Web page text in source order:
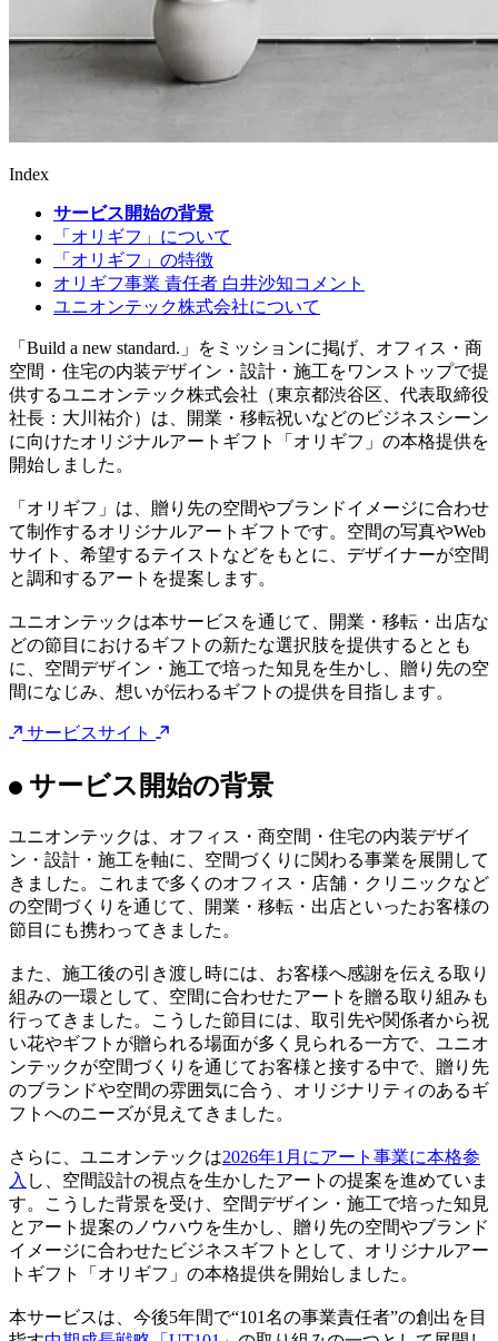
Index
サービス開始の背景
「オリギフ」について
「オリギフ」の特徴
オリギフ事業 責任者 白井沙知コメント
ユニオンテック株式会社について
「Build a new standard.」をミッションに掲げ、オフィス・商
空間・住宅の内装デザイン・設計・施工をワンストップで提
供するユニオンテック株式会社（東京都渋谷区、代表取締役
社長：大川祐介）は、開業・移転祝いなどのビジネスシーン
に向けたオリジナルアートギフト「オリギフ」の本格提供を
開始しました。
「オリギフ」は、贈り先の空間やブランドイメージに合わせ
て制作するオリジナルアートギフトです。空間の写真やWeb
と調和するアートを提案します。
どの節目におけるギフトの新たな選択肢を提供するととも
に、空間デザイン・施工で培った知見を生かし、贈り先の空
間になじみ、想いが伝わるギフトの提供を目指します。
サービスサイト
サービス開始の背景
ユニオンテックは、オフィス・商空間・住宅の内装デザイ
ン・設計・施工を軸に、空間づくりに関わる事業を展開して
きました。これまで多くのオフィス・店舗・クリニックなど
の空間づくりを通じて、開業・移転・出店といったお客様の
節目にも携わってきました。
また、施工後の引き渡し時には、お客様へ感謝を伝える取り
組みの一環として、空間に合わせたアートを贈る取り組みも
行ってきました。こうした節目には、取引先や関係者から祝
い花やギフトが贈られる場面が多く見られる一方で、ユニオ
ンテックが空間づくりを通じてお客様と接する中で、贈り先
のブランドや空間の雰囲気に合う、オリジナリティのあるギ
フトへのニーズが見えてきました。